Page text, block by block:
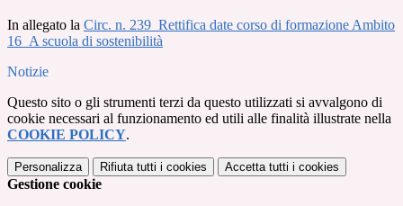
In allegato la Circ. n. 239_Rettifica date corso di formazione Ambito
16_A scuola di sostenibilità
Notizie
Questo sito o gli strumenti terzi da questo utilizzati si avvalgono di
cookie necessari al funzionamento ed utili alle finalità illustrate nella
COOKIE POLICY.
Personalizza Rifiuta tutti i cookies Accetta tutti i cookies
Gestione cookie